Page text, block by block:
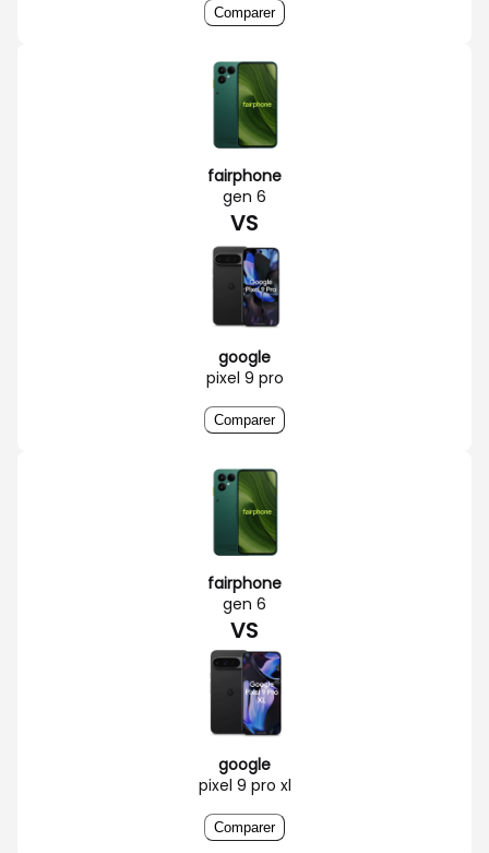
Comparer
fairphone
gen 6
VS
google
pixel 9 pro
Comparer
fairphone
gen 6
VS
google
pixel 9 pro xl
Comparer